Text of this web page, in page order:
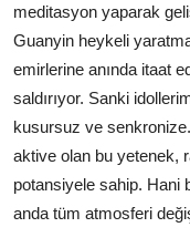
meditasyon yaparak
Guanyin heykeli
emirlerine anında itaat
saldırıyor. Sanki
kusursuz ve
aktive olan bu yetenek,
potansiyele sahip. Hani
anda tüm atmosferi